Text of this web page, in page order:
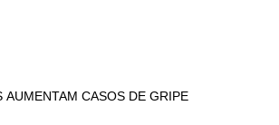
AUMENTAM CASOS DE GRIPE